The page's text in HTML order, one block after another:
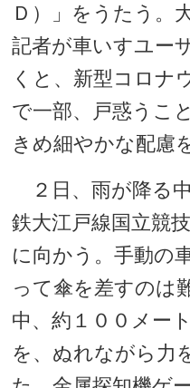
Ｄ）」をうたう。
記者が車いすユー
くと、新型コロナ
で一部、戸惑うこ
きめ細やかな配慮
２日、雨が降る
鉄大江戸線国立競
に向かう。手動の
って傘を差すのは
中、約１００メー
を、ぬれながら力